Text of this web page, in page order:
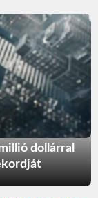
dollárral